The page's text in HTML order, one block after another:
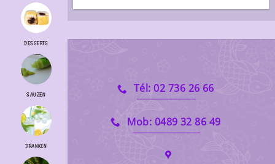
DESSERTS
SAUZEN
DRANKEN
Tél: 02 736 26 66
Mob: 0489 32 86 49